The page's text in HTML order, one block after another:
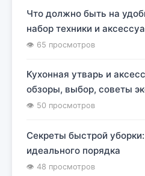
Что должно быть на
набор техники и
👁 65 просмотров
Кухонная утварь и
обзоры, выбор, советы
👁 50 просмотров
Секреты быстрой
идеального порядка
👁 48 просмотров